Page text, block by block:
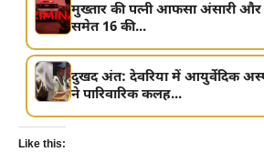
मुख्तार की पत्नी आफसा अंसारी
समेत 16 की...
दुखद अंत: देवरिया में आयुर्वेदिक
ने पारिवारिक कलह...
Like this: